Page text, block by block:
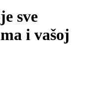
sve
i vašoj